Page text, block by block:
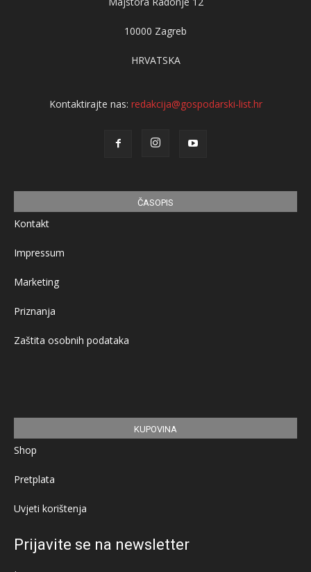
10000 Zagreb
HRVATSKA
Kontaktirajte nas: redakcija@gospodarski-list.hr
ČASOPIS
Kontakt
Impressum
Marketing
Priznanja
Zaštita osobnih podataka
KUPOVINA
Shop
Pretplata
Uvjeti korištenja
Prijavite se na newsletter